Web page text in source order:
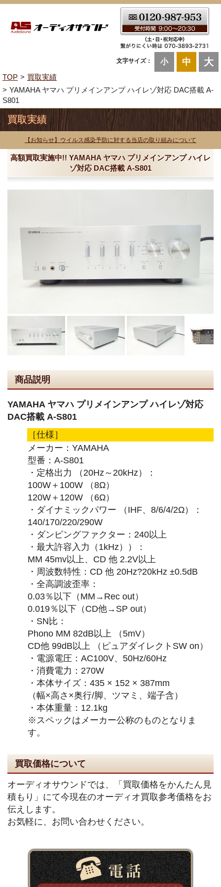
文字サイズ： 小 中 大
TOP
買取実績
YAMAHA ヤマハ プリメインアンプ ハイレゾ対応 DAC搭載 A-
S801
買取実績
【お知らせ】ウイルス感染予防に対する当店の取り組みについて
高額買取実施中!! YAMAHA ヤマハ プリメインアンプ ハイレ
ゾ対応 DAC搭載 A-S801
商品説明
YAMAHA ヤマハ プリメインアンプ ハイレゾ対応
DAC搭載 A-S801
［仕様］
メーカー：YAMAHA
型番：A-S801
・定格出力 （20Hz～20kHz）：
100W＋100W （8Ω）
120W＋120W （6Ω）
・ダイナミックパワー （IHF、8/6/4/2Ω）：
140/170/220/290W
・ダンピングファクター：240以上
・最大許容入力（1kHz））：
MM 45mv以上、CD 他 2.2V以上
・周波数特性：CD 他 20Hz?20kHz ±0.5dB
・全高調波歪率：
0.03％以下（MM→Rec out）
0.019％以下（CD他→SP out）
・SN比：
Phono MM 82dB以上 （5mV）
CD他 99dB以上 （ピュアダイレクトSW on）
・電源電圧：AC100V、50Hz/60Hz
・消費電力：270W
・本体サイズ：435 × 152 × 387mm
（幅×高さ×奥行/脚、ツマミ、端子含）
・本体重量：12.1kg
※スペックはメーカー公称のものとなりま
す。
買取価格について
オーディオサウンドでは、「買取価格をかんたん見
積もり」にて今現在のオーディオ買取参考価格をお
伝えします。
お気軽に、お問い合わせください。